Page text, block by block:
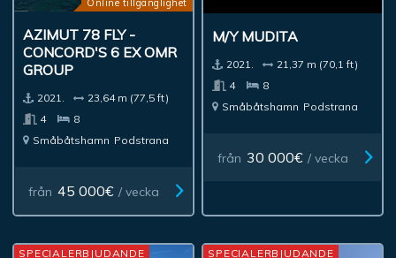
Online tillgänglighet
AZIMUT 78 FLY -
CONCORD'S 6 EX OMR
GROUP
2021.
23,64 m (77,5 ft)
4
8
Småbåtshamn Podstrana
från 45 000€ / vecka
M/Y MUDITA
2021.
21,37 m (70,1 ft)
4
8
Småbåtshamn Podstrana
från 30 000€ / vecka
SPECIALERBJUDANDE SPECIALERBJUDANDE